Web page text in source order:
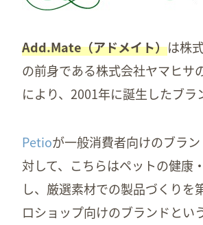
Add.Mate（アドメイト）は株
の前身である株式会社ヤマヒサ
により、2001年に誕生したブラ
Petioが一般消費者向けのブラ
対して、こちらはペットの健康
し、厳選素材での製品づくりを
ロショップ向けのブランドとい